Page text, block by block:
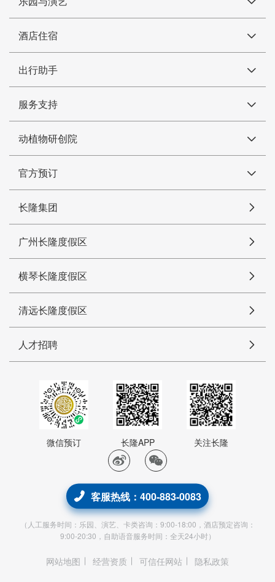
酒店住宿
出行助手
服务支持
动植物研创院
官方预订
长隆集团
广州长隆度假区
横琴长隆度假区
清远长隆度假区
人才招聘
微信预订 长隆APP 关注长隆
客服热线：400-883-0083
（人工服务时间：乐园、演艺、卡类咨询：9:00-18:00，酒店预定咨询：
9:00-20:30，自助语音服务时间：全天24小时）
网站地图 经营资质 可信任网站 隐私政策